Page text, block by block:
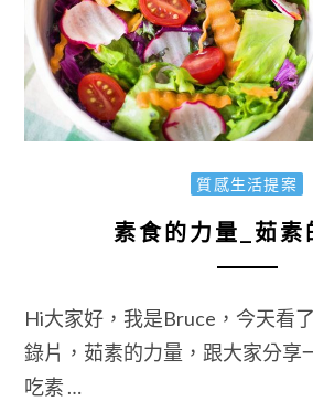
質感生活提案
素食的力量_茹素
Hi大家好，我是Bruce，今天看
錄片，茹素的力量，跟大家分享
吃素 …